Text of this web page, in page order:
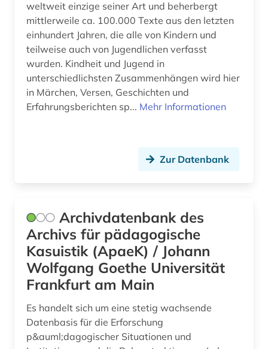
gewalt (1)
gewalttätigkeit (1)
globales lernen (1)
globalisierung (3)
gymnasium (3)
gymnasium philanthopinum (1)
handbuch (2)
handel (3)
handicap (1)
hauptschule (2)
weltweit einzige seiner Art und beherbergt
mittlerweile ca. 100.000 Texte aus den letzten
einhundert Jahren, die alle von Kindern und
teilweise auch von Jugendlichen verfasst
wurden. Kindheit und Jugend in
unterschiedlichsten Zusammenhängen wird hier
in Märchen, Versen, Geschichten und
Erfahrungsberichten sp... Mehr Informationen
Zur Datenbank
Archivdatenbank des
Archivs für pädagogische
Kasuistik (ApaeK) / Johann
Wolfgang Goethe Universität
Frankfurt am Main
Es handelt sich um eine stetig wachsende
Datenbasis für die Erforschung
p&auml;dagogischer Situationen und